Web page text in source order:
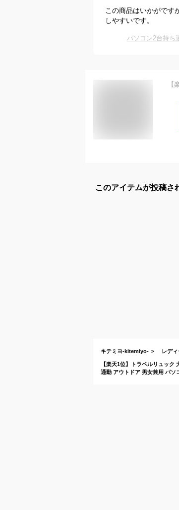
この商品はいかがです
しやすいです。
パソコン2台持ち
このアイテムが投稿さ
キテミヨ-kitemiyo- レディ
【楽天1位】トラベルリュッ
通勤 アウトドア 男女兼用 パソ